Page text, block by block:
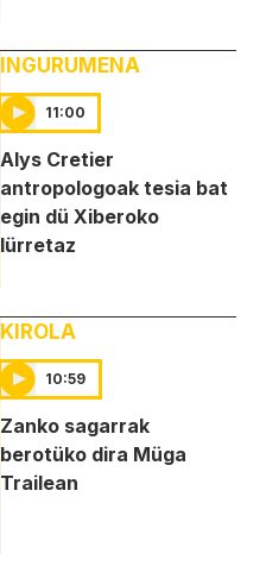
INGURUMENA
11:00
Alys Cretier
antropologoak tesia bat
egin dü Xiberoko
lürretaz
KIROLA
10:59
Zanko sagarrak
berotüko dira Müga
Trailean